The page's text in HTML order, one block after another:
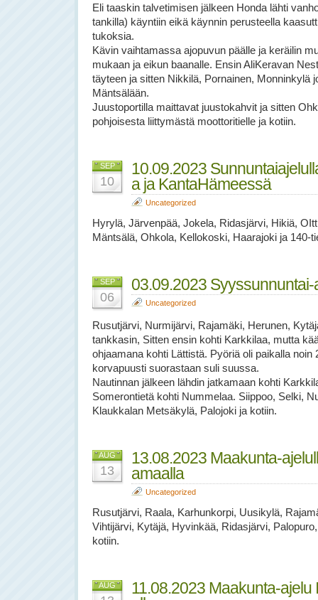
Eli taaskin talvetimisen jälkeen Honda lähti
tankilla) käyntiin eikä käynnin perusteella
tukoksia.
Kävin vaihtamassa ajopuvun päälle ja keräilin
mukaan ja eikun baanalle. Ensin AliKeravan
täyteen ja sitten Nikkilä, Pornainen, Monninkylä
Mäntsälään.
Juustoportilla maittavat juustokahvit ja sitten
pohjoisesta liittymästä moottoritielle ja kotiin.
SEP
10
10.09.2023
a ja KantaHämeessä
Uncategorized
Hyrylä, Järvenpää, Jokela, Ridasjärvi, Hikiä,
Mäntsälä, Ohkola, Kellokoski, Haarajoki ja 140-
SEP
06
03.09.2023 Syyssunnuntai-
Uncategorized
Rusutjärvi, Nurmijärvi, Rajamäki, Herunen,
tankkasin, Sitten ensin kohti Karkkilaa, mutta
ohjaamana kohti Lättistä. Pyöriä oli paikalla noin
korvapuusti suorastaan suli suussa.
Nautinnan jälkeen lähdin jatkamaan kohti
Somerontietä kohti Nummelaa. Siippoo, Selki,
Klaukkalan Metsäkylä, Palojoki ja kotiin.
AUG
13
13.08.2023 Maakunta-
amaalla
Uncategorized
Rusutjärvi, Raala, Karhunkorpi, Uusikylä,
Vihtijärvi, Kytäjä, Hyvinkää, Ridasjärvi,
kotiin.
AUG
11.08.2023 Maakunta-ajelu